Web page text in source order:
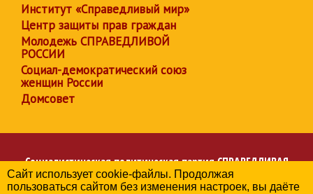
Институт «Справедливый мир»
Центр защиты прав граждан
Молодежь СПРАВЕДЛИВОЙ
РОССИИ
Социал-демократический союз
женщин России
Домсовет
Социалистическая политическая партияСПРАВЕДЛИВАЯ
РОССИЯ
Сайт использует cookie-файлы. Продолжая
пользоваться сайтом без изменения настроек, вы даёте